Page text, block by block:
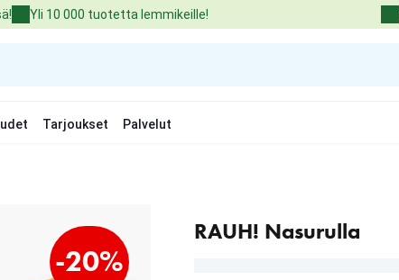
Yli 10 000 tuotetta lemmikeille!
Tarjoukset Palvelut
RAUH! Nasurulla
-20%